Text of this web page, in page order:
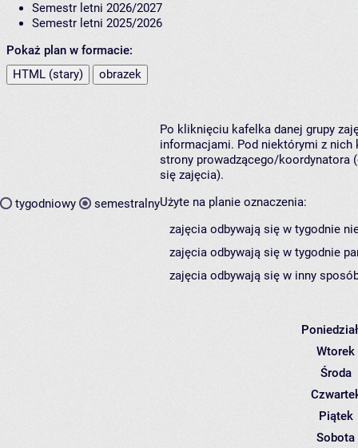
Semestr letni 2026/2027
Semestr letni 2025/2026
Pokaż plan w formacie:
HTML (stary)
obrazek
tygodniowy semestralny
Po kliknięciu kafelka danej grupy
informacjami. Pod niektórymi z nich
strony prowadzącego/koordynatora
się zajęcia).
Użyte na planie oznaczenia:
zajęcia odbywają się w tygodnie
zajęcia odbywają się w tygodnie
zajęcia odbywają się w inny
Wtorek
Środa
Piątek
Sobota